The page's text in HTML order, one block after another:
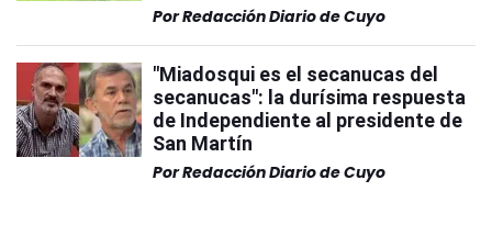
PorRedacción Diario de Cuyo
"Miadosqui es el secanucas del
secanucas": la durísima respuesta
de Independiente al presidente de
San Martín
PorRedacción Diario de Cuyo